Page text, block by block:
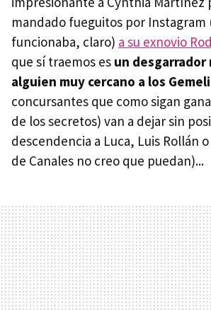
mandado fueguitos por Instagram
funcionaba, claro) a su exnovio
que sí traemos es un desgarrador
alguien muy cercano a los
concursantes que como sigan
de los secretos) van a dejar sin
descendencia a Luca, Luis Rollán
de Canales no creo que puedan)...